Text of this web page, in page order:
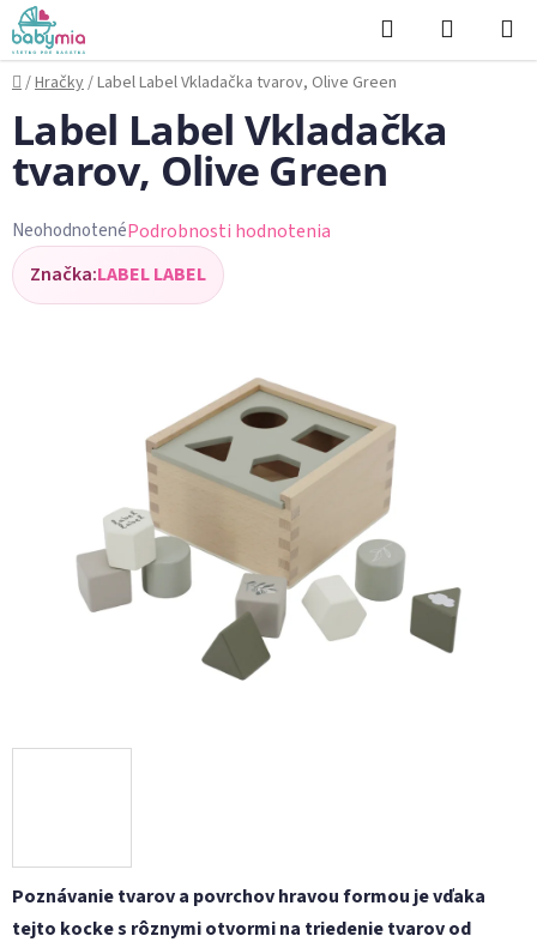
Prejsť
na
obsah
Hľadať
KOŠÍK
Domov
/Hračky/Label Label Vkladačka tvarov, Olive Green
Poznávanie tvarov a povrchov hravou formou je vďaka
tejto kocke s rôznymi otvormi na triedenie tvarov od
Label Label Vkladačka
tvarov, Olive Green
Priemerné
hodnotenie
produktu
NeohodnotenéPodrobnosti hodnotenia
Značka:LABEL LABEL